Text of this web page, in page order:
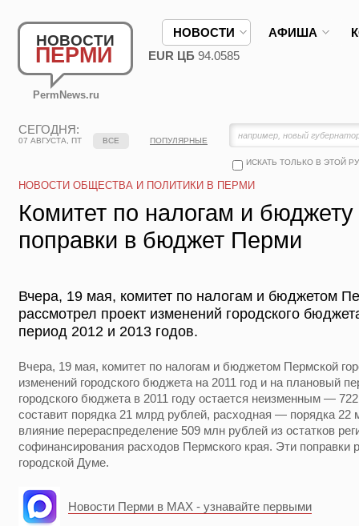
НОВОСТИ
ПЕРМИ
PermNews.ru
НОВОСТИ АФИША
EUR ЦБ 94.0585
СЕГОДНЯ:
07 АВГУСТА, ПТ
ИСКАТЬ ТОЛЬКО В ЭТОЙ
ВСЕ ПОПУЛЯРНЫЕ
НОВОСТИ ОБЩЕСТВА И ПОЛИТИКИ В ПЕРМИ
Комитет по налогам и
поправки в бюджет Перми
Вчера, 19 мая, комитет по налогам и бюджетом
рассмотрел проект изменений городского
период 2012 и 2013 годов.
Вчера, 19 мая, комитет по налогам и бюджетом Пермской
изменений городского бюджета на 2011 год и на плановый
городского бюджета в 2011 году остается неизменным —
составит порядка 21 млрд рублей, расходная — порядка
влияние перераспределение 509 млн рублей из остатков
софинансирования расходов Пермского края. Эти поправки
городской Думе.
Новости Перми в MAX - узнавайте первыми